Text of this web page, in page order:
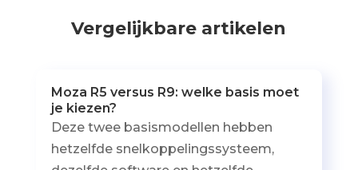
Vergelijkbare artikelen
Moza R5 versus R9: welke basis moet
je kiezen?
Deze twee basismodellen hebben
hetzelfde snelkoppelingssysteem,